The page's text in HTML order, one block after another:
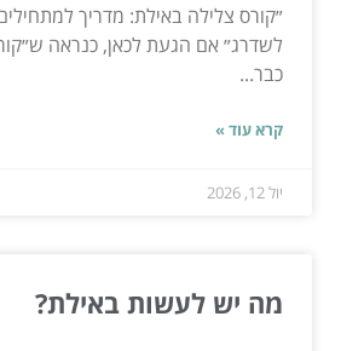
״קורס צלילה באילת: מדריך
לשדרג״ אם הגעת לכאן, כנראה
כבר...
קרא עוד »
יול 12, 2026
מה יש לעשות באילת?